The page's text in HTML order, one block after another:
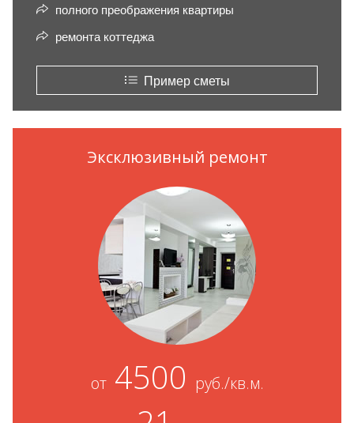
полного преображения квартиры
ремонта коттеджа
Пример сметы
Эксклюзивный ремонт
от4500 руб./кв.м.